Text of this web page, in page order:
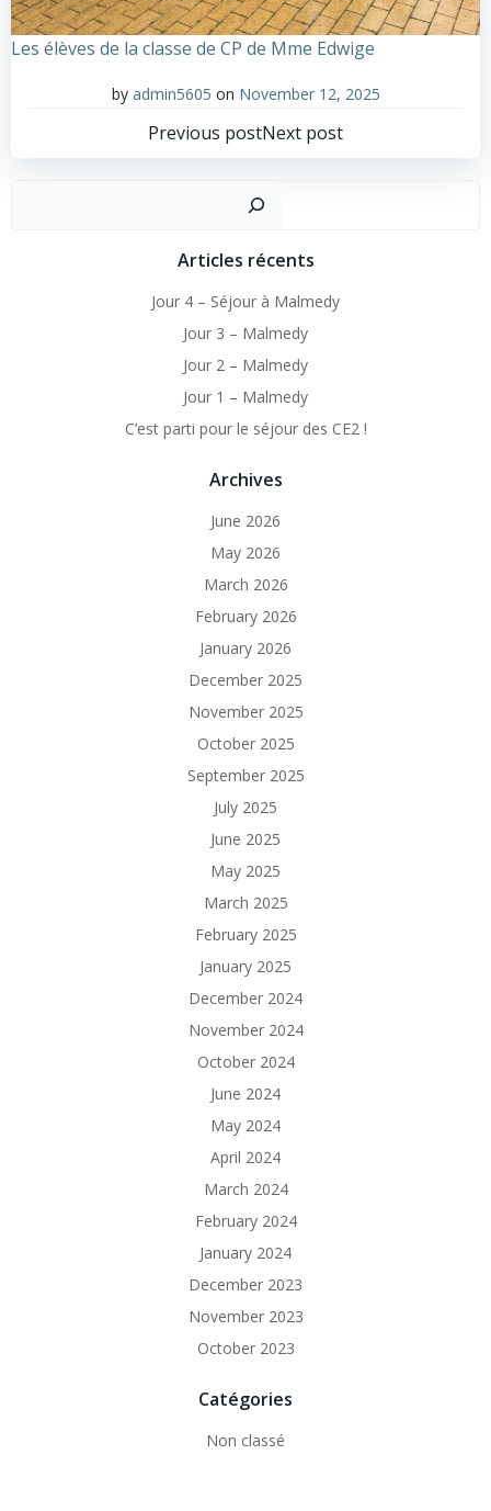
Les élèves de la classe de CP de Mme Edwige
by admin5605 on November 12, 2025
Post
navigation
Previous postPost
navigation
Next post
Articles récents
Jour 4 – Séjour à Malmedy
Jour 3 – Malmedy
Jour 2 – Malmedy
Jour 1 – Malmedy
C’est parti pour le séjour des CE2 !
Archives
June 2026
May 2026
March 2026
February 2026
January 2026
December 2025
November 2025
October 2025
September 2025
July 2025
June 2025
May 2025
March 2025
February 2025
January 2025
December 2024
November 2024
October 2024
June 2024
May 2024
April 2024
March 2024
February 2024
January 2024
December 2023
November 2023
October 2023
Catégories
Non classé